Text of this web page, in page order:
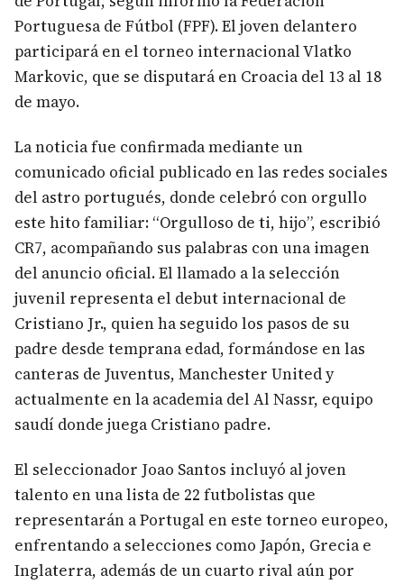
Portuguesa de Fútbol (FPF). El joven delantero
participará en el torneo internacional Vlatko
Markovic, que se disputará en Croacia del 13 al 18
de mayo.
La noticia fue confirmada mediante un
comunicado oficial publicado en las redes sociales
del astro portugués, donde celebró con orgullo
este hito familiar: “Orgulloso de ti, hijo”, escribió
CR7, acompañando sus palabras con una imagen
del anuncio oficial. El llamado a la selección
juvenil representa el debut internacional de
Cristiano Jr., quien ha seguido los pasos de su
padre desde temprana edad, formándose en las
canteras de Juventus, Manchester United y
actualmente en la academia del Al Nassr, equipo
saudí donde juega Cristiano padre.
El seleccionador Joao Santos incluyó al joven
talento en una lista de 22 futbolistas que
representarán a Portugal en este torneo europeo,
enfrentando a selecciones como Japón, Grecia e
Inglaterra, además de un cuarto rival aún por